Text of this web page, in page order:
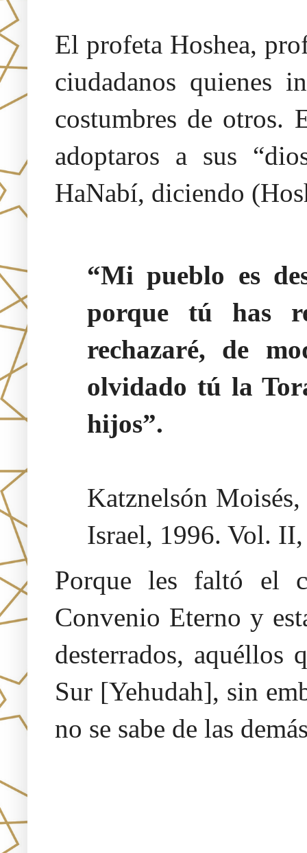
El profeta Hoshea,
ciudadanos quienes
costumbres de otros.
adoptaros a sus
HaNabí, diciendo
“Mi pueblo es
porque tú has
rechazaré, de
olvidado tú la
hijos”.
Katznelsón
Israel, 1996. Vol.
Porque les faltó el
Convenio Eterno y
desterrados,
Sur [Yehudah], sin
no se sabe de las